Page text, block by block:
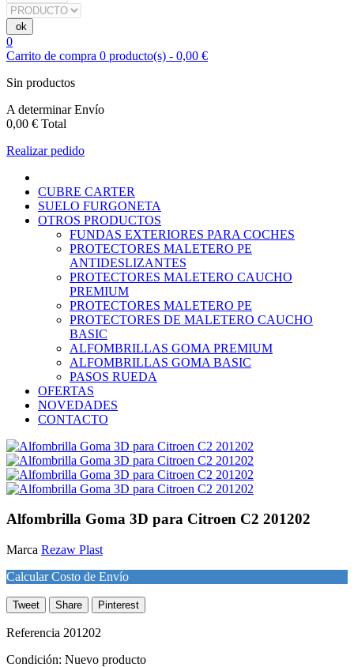
0
Carrito de compra 0 producto(s) - 0,00 €
Sin productos
A determinarEnvío
0,00 € Total
Realizar pedido
CUBRE CARTER
SUELO FURGONETA
OTROS PRODUCTOS
FUNDAS EXTERIORES PARA COCHES
PROTECTORES MALETERO PE
ANTIDESLIZANTES
PROTECTORES MALETERO CAUCHO
PREMIUM
PROTECTORES MALETERO PE
PROTECTORES DE MALETERO CAUCHO
BASIC
ALFOMBRILLAS GOMA PREMIUM
ALFOMBRILLAS GOMA BASIC
PASOS RUEDA
OFERTAS
NOVEDADES
CONTACTO
Alfombrilla Goma 3D para Citroen C2 201202
Marca Rezaw Plast
Calcular Costo de Envío
Tweet Share Pinterest
Referencia 201202
Condición: Nuevo producto